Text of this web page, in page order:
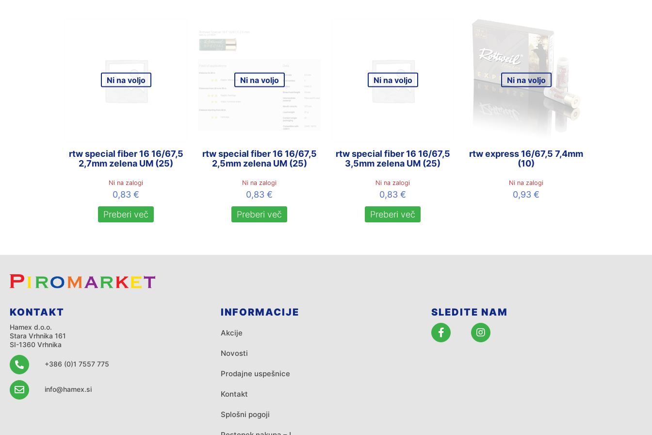
Ni na voljo
rtw special fiber 16 16/67,5
2,7mm zelena UM (25)
Ni na zalogi
0,83 €
Preberi več
Ni na voljo
rtw special fiber 16 16/67,5
2,5mm zelena UM (25)
Ni na zalogi
0,83 €
Preberi več
Ni na voljo
rtw special fiber 16 16/67,5
3,5mm zelena UM (25)
Ni na zalogi
0,83 €
Preberi več
Ni na voljo
rtw express 16/67,5 7,4mm
(10)
Ni na zalogi
0,93 €
KONTAKT
Hamex d.o.o.
Stara Vrhnika 161
SI-1360 Vrhnika
+386 (0)1 7557 775
info@hamex.si
INFORMACIJE
Akcije
Novosti
Prodajne uspešnice
Kontakt
Splošni pogoji
SLEDITE NAM